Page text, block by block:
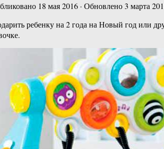
18 мая 2016 · Обновлено 3 марта
ребенку на 2 года на Новый год или